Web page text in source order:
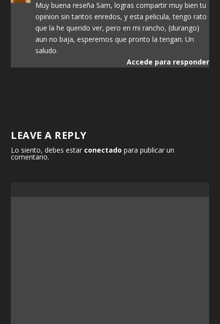
Muy buena reseña Sam, logras compartir muy bien tu
opinion sin tantos enredos, y esta pelicula, tengo rato
que la he querido ver, pero en mi rancho, (durango)
aun no baja, esperemos que pronto la tengan. Un
saludo.
Accede para responder
LEAVE A REPLY
Lo siento, debes estar conectado para publicar un
comentario.